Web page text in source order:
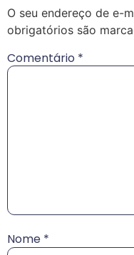
O seu endereço de e-
obrigatórios são
Comentário *
Nome *